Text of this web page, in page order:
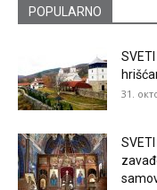
POPULARNO
31.